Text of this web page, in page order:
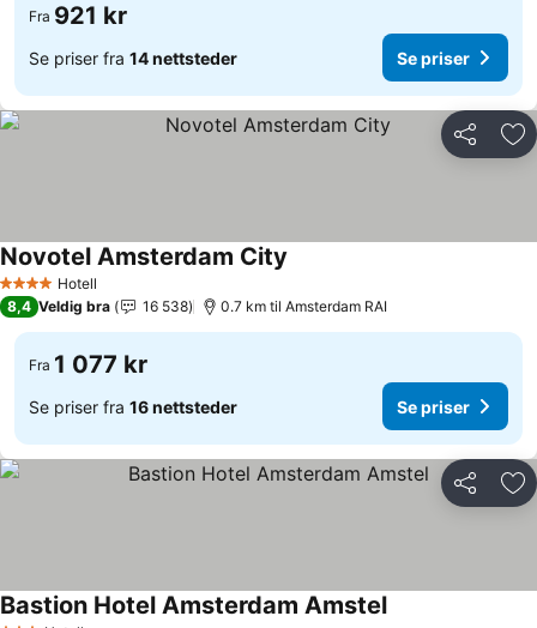
Fra 921 kr
Se priser fra 14 nettsteder Se priser
Del
4 StjernerHotell
Novotel Amsterdam City
8,4 Veldig bra 16 538 0.7 km til Amsterdam RAI
Fra 1 077 kr
Se priser fra 16 nettsteder Se priser
Del
Bastion Hotel Amsterdam Amstel